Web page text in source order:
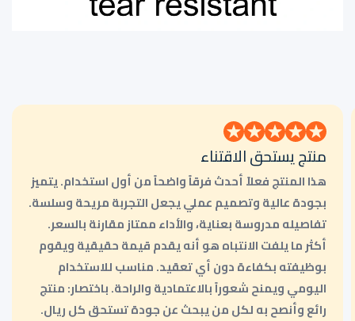
منتج يستحق الاقتناء
هذا المنتج فعلاً أحدث فرقاً واضحاً من أول استخدام. يتميز
بجودة عالية وتصميم عملي يجعل التجربة مريحة وسلسة.
تفاصيله مدروسة بعناية، والأداء ممتاز مقارنة بالسعر.
أكثر ما يلفت الانتباه هو أنه يقدم قيمة حقيقية ويقوم
بوظيفته بكفاءة دون أي تعقيد. مناسب للاستخدام
اليومي ويمنح شعوراً بالاعتمادية والراحة. باختصار: منتج
رائع وأنصح به لكل من يبحث عن جودة تستحق كل ريال.